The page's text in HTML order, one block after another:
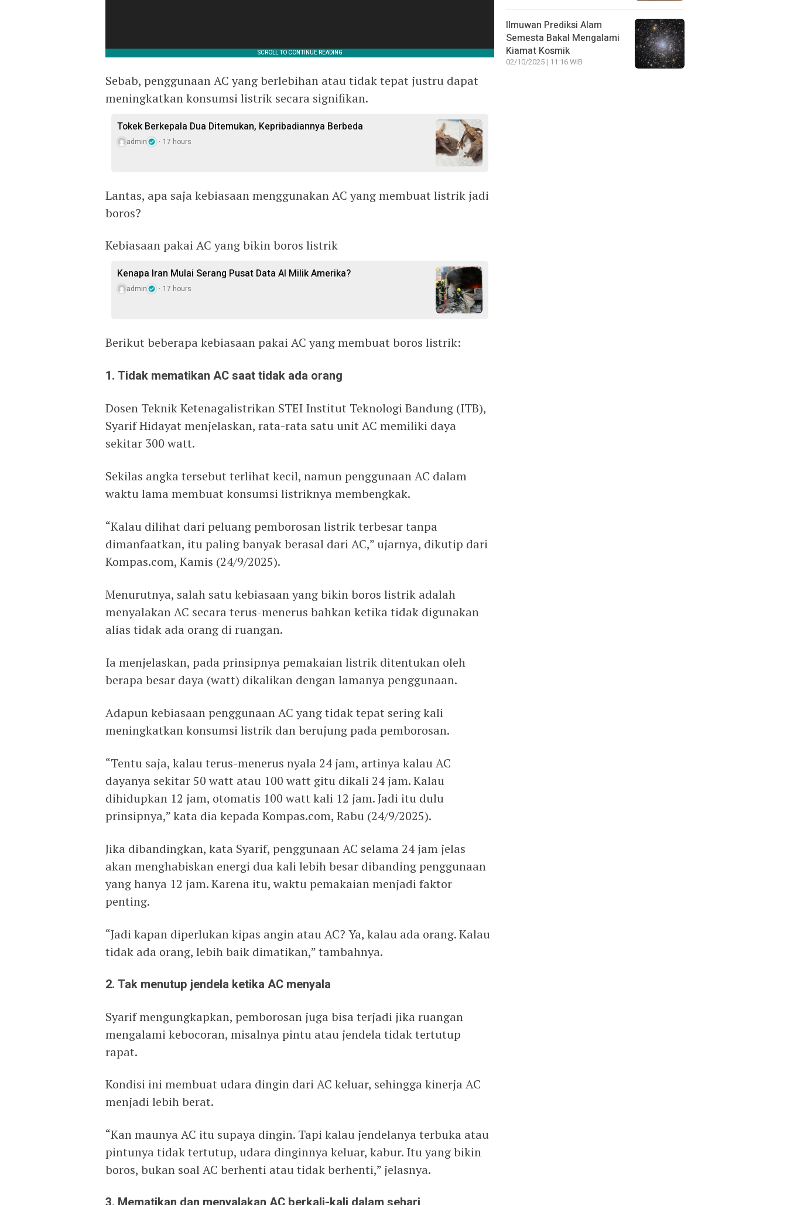
Sebab, penggunaan AC yang berlebihan atau tidak tepat justru dapat
meningkatkan konsumsi listrik secara signifikan.
Tokek Berkepala Dua Ditemukan, Kepribadiannya Berbeda
admin 17 hours
Lantas, apa saja kebiasaan menggunakan AC yang membuat listrik jadi
boros?
Kebiasaan pakai AC yang bikin boros listrik
Kenapa Iran Mulai Serang Pusat Data AI Milik Amerika?
admin 17 hours
Berikut beberapa kebiasaan pakai AC yang membuat boros listrik:
1. Tidak mematikan AC saat tidak ada orang
Dosen Teknik Ketenagalistrikan STEI Institut Teknologi Bandung (ITB),
Syarif Hidayat menjelaskan, rata-rata satu unit AC memiliki daya
sekitar 300 watt.
Sekilas angka tersebut terlihat kecil, namun penggunaan AC dalam
waktu lama membuat konsumsi listriknya membengkak.
“Kalau dilihat dari peluang pemborosan listrik terbesar tanpa
dimanfaatkan, itu paling banyak berasal dari AC,” ujarnya, dikutip dari
Kompas.com, Kamis (24/9/2025).
Menurutnya, salah satu kebiasaan yang bikin boros listrik adalah
menyalakan AC secara terus-menerus bahkan ketika tidak digunakan
alias tidak ada orang di ruangan.
Ia menjelaskan, pada prinsipnya pemakaian listrik ditentukan oleh
berapa besar daya (watt) dikalikan dengan lamanya penggunaan.
Adapun kebiasaan penggunaan AC yang tidak tepat sering kali
meningkatkan konsumsi listrik dan berujung pada pemborosan.
“Tentu saja, kalau terus-menerus nyala 24 jam, artinya kalau AC
dayanya sekitar 50 watt atau 100 watt gitu dikali 24 jam. Kalau
dihidupkan 12 jam, otomatis 100 watt kali 12 jam. Jadi itu dulu
prinsipnya,” kata dia kepada Kompas.com, Rabu (24/9/2025).
Jika dibandingkan, kata Syarif, penggunaan AC selama 24 jam jelas
akan menghabiskan energi dua kali lebih besar dibanding penggunaan
yang hanya 12 jam. Karena itu, waktu pemakaian menjadi faktor
penting.
“Jadi kapan diperlukan kipas angin atau AC? Ya, kalau ada orang. Kalau
tidak ada orang, lebih baik dimatikan,” tambahnya.
2. Tak menutup jendela ketika AC menyala
Syarif mengungkapkan, pemborosan juga bisa terjadi jika ruangan
mengalami kebocoran, misalnya pintu atau jendela tidak tertutup
rapat.
Kondisi ini membuat udara dingin dari AC keluar, sehingga kinerja AC
menjadi lebih berat.
“Kan maunya AC itu supaya dingin. Tapi kalau jendelanya terbuka atau
pintunya tidak tertutup, udara dinginnya keluar, kabur. Itu yang bikin
boros, bukan soal AC berhenti atau tidak berhenti,” jelasnya.
Ilmuwan Prediksi Alam
Semesta Bakal Mengalami
Kiamat Kosmik
02/10/2025 | 11:16 WIB